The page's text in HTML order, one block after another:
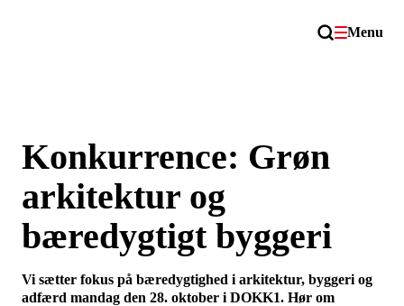
Menu
Konkurrence: Grøn
arkitektur og
bæredygtigt byggeri
Vi sætter fokus på bæredygtighed i arkitektur, byggeri og
adfærd mandag den 28. oktober i DOKK1. Hør om